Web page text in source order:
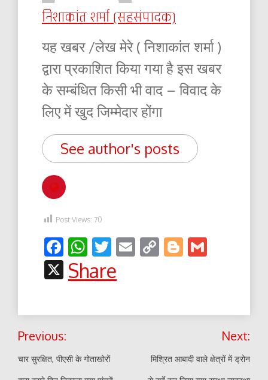
निशाकांत शर्मा (सहसंपादक)
यह खबर /लेख मेरे ( निशाकांत शर्मा )
द्वारा प्रकाशित किया गया है इस खबर
के सम्बंधित किसी भी वाद – विवाद के
लिए में खुद जिम्मेदार होंगा
See author's posts
Post Views: 70
Facebook
WhatsApp
Twitter
EmailCopyBlogger
X
Share
Post
navigation
Previous:
चार सुरक्षित, पीएसी के गोताखोरों
Next:
मिश्रित आबादी वाले क्षेत्रों में ड्रोन